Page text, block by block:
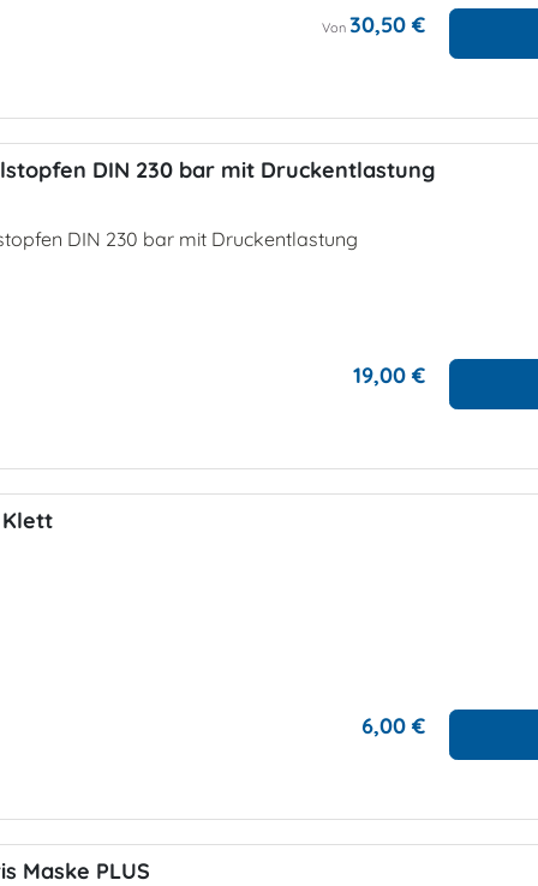
Von 30,50 €
DIN 230 bar mit Druckentlastung
DIN 230 bar mit Druckentlastung
19,00 €
Klett
6,00 €
Maske PLUS